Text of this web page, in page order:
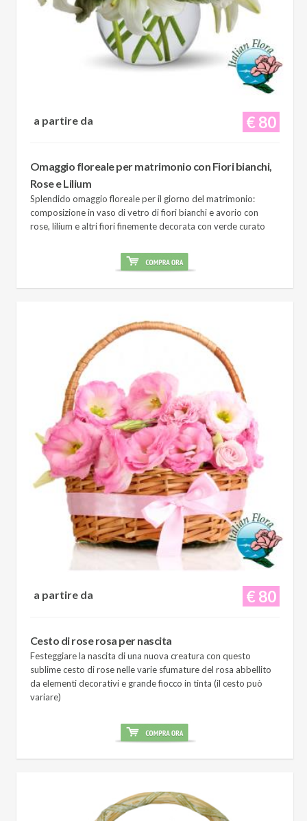
€ 80
a partire da
Omaggio floreale per matrimonio con Fiori bianchi,
Rose e Lilium
Splendido omaggio floreale per il giorno del matrimonio:
composizione in vaso di vetro di fiori bianchi e avorio con
rose, lilium e altri fiori finemente decorata con verde curato
€ 80
a partire da
Cesto di rose rosa per nascita
Festeggiare la nascita di una nuova creatura con questo
sublime cesto di rose nelle varie sfumature del rosa abbellito
da elementi decorativi e grande fiocco in tinta (il cesto può
variare)